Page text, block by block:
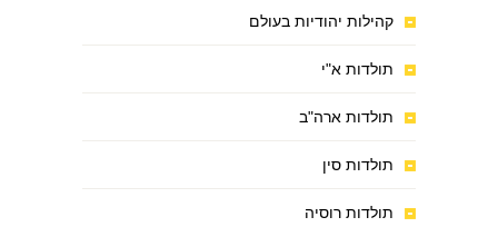
קהילות יהודיות בעולם
תולדות א"י
תולדות ארה"ב
תולדות סין
תולדות רוסיה